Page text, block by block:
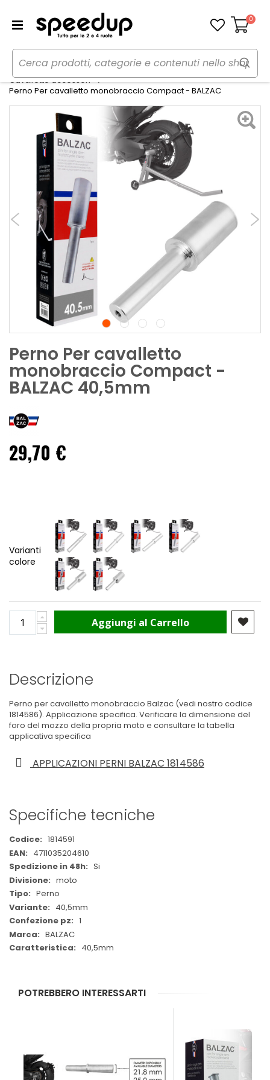
Carrello
0
Home Moto
Cavalletti e rampe moto
Cavalletto accessori
Perno Per cavalletto monobraccio Compact - BALZAC
Perno Per cavalletto
monobraccio Compact -
BALZAC 40,5mm
29,70 €
Varianti
colore
Aggiungi al Carrello
Descrizione
Perno per cavalletto monobraccio Balzac (vedi nostro codice
1814586). Applicazione specifica. Verificare la dimensione del
foro del mozzo della propria moto e consultare la tabella
applicativa specifica
APPLICAZIONI PERNI BALZAC 1814586
Specifiche tecniche
Maggiori
Informazioni
1814591
4711035204610
Si
moto
Perno
40,5mm
1
BALZAC
40,5mm
POTREBBERO INTERESSARTI